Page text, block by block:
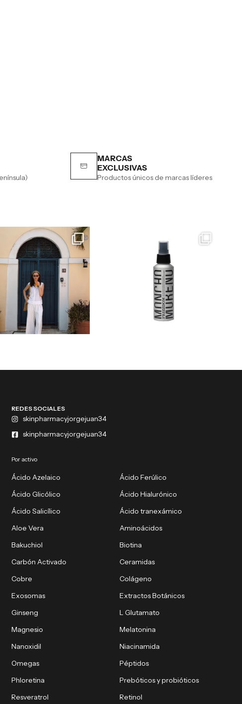
MARCAS
EXCLUSIVAS
Productos únicos de marcas líderes
REDES SOCIALES
skinpharmacyjorgejuan34
skinpharmacyjorgejuan34
Por activo
Ácido Azelaico
Ácido Ferúlico
Ácido Glicólico
Ácido Hialurónico
Ácido Salicílico
Ácido tranexámico
Aloe Vera
Aminoácidos
Bakuchiol
Biotina
Carbón Activado
Ceramidas
Cobre
Colágeno
Exosomas
Extractos Botánicos
Ginseng
L Glutamato
Magnesio
Melatonina
Nanoxidil
Niacinamida
Omegas
Péptidos
Phloretina
Prebóticos y probióticos
Resveratrol
Retinol